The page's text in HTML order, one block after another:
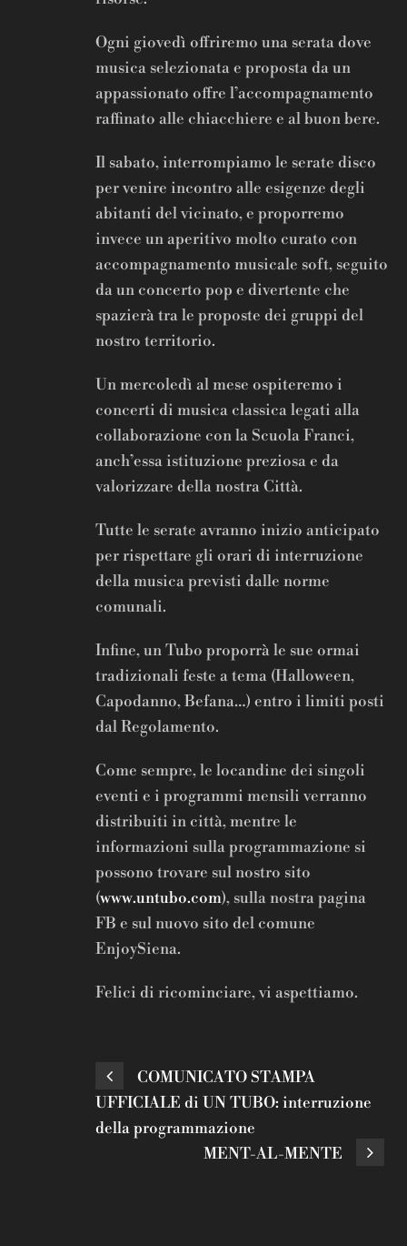
Ogni giovedì offriremo una serata dove
musica selezionata e proposta da un
appassionato offre l’accompagnamento
raffinato alle chiacchiere e al buon bere.
Il sabato, interrompiamo le serate disco
per venire incontro alle esigenze degli
abitanti del vicinato, e proporremo
invece un aperitivo molto curato con
accompagnamento musicale soft, seguito
da un concerto pop e divertente che
spazierà tra le proposte dei gruppi del
nostro territorio.
Un mercoledì al mese ospiteremo i
concerti di musica classica legati alla
collaborazione con la Scuola Franci,
anch’essa istituzione preziosa e da
valorizzare della nostra Città.
Tutte le serate avranno inizio anticipato
per rispettare gli orari di interruzione
della musica previsti dalle norme
comunali.
Infine, un Tubo proporrà le sue ormai
tradizionali feste a tema (Halloween,
Capodanno, Befana…) entro i limiti posti
dal Regolamento.
Come sempre, le locandine dei singoli
eventi e i programmi mensili verranno
distribuiti in città, mentre le
informazioni sulla programmazione si
possono trovare sul nostro sito
(www.untubo.com), sulla nostra pagina
FB e sul nuovo sito del comune
EnjoySiena.
Felici di ricominciare, vi aspettiamo.
COMUNICATO STAMPA
UFFICIALE di UN TUBO: interruzione
della programmazione
MENT-AL-MENTE